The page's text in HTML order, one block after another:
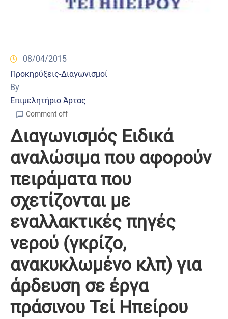
08/04/2015
Προκηρύξεις-Διαγωνισμοί
By
Επιμελητήριο Άρτας
Comment off
Διαγωνισμός Ειδικά
αναλώσιμα που αφορούν
πειράματα που
σχετίζονται με
εναλλακτικές πηγές
νερού (γκρίζο,
ανακυκλωμένο κλπ) για
άρδευση σε έργα
πράσινου Τεί Ηπείρου